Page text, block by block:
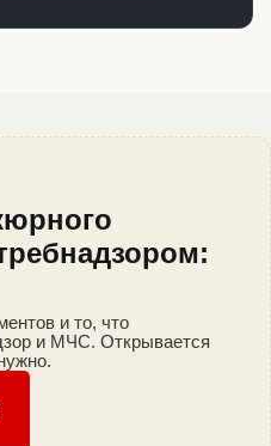
и то, что
и МЧС. Открывается